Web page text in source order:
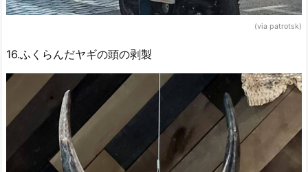
(via patrotsk)
16.ふくらんだヤギの頭の剥製